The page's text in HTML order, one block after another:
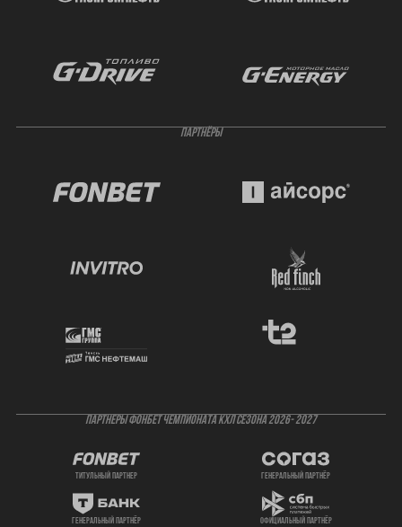
ПАРТНЁРЫ
ПАРТНЕРЫ ФОНБЕТ ЧЕМПИОНАТА КХЛ СЕЗОНА 2026- 2027
титульный партнер генеральный партнёр
генеральный партнёр официальный партнёр